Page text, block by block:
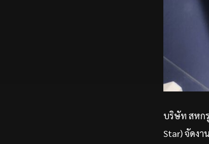
บริษัท สหก
Star) จัดงา